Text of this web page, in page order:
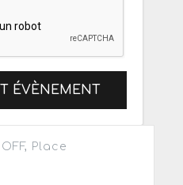
ÉVÈNEMENT
Place